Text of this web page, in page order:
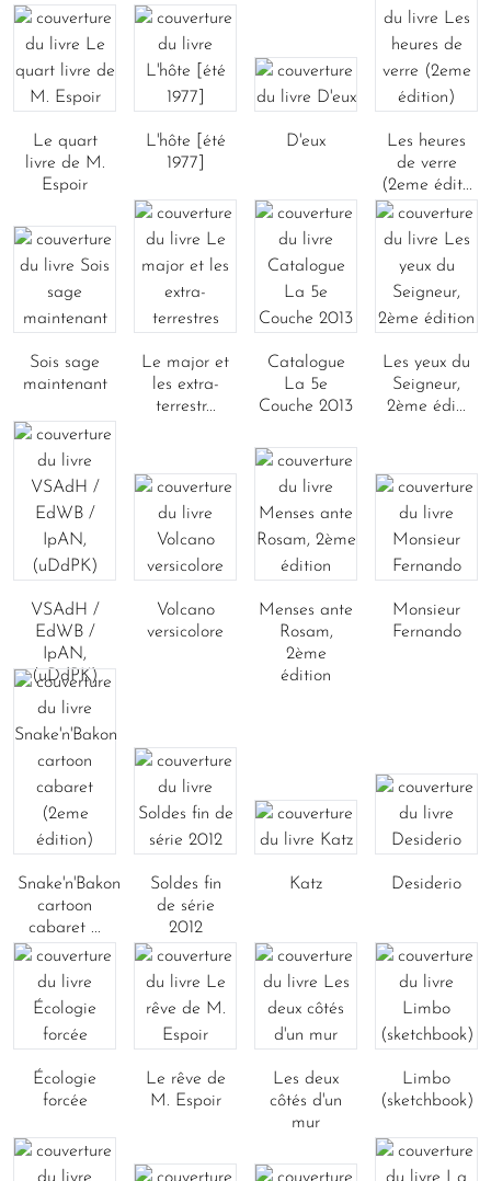
Le quart
livre de M.
Espoir
L'hôte [été
1977]
D'eux
Les heures
de verre
(2eme édit...
Sois sage
maintenant
Le major et
les extra-
terrestr...
Catalogue
La 5e
Couche 2013
Les yeux du
Seigneur,
2ème édi...
VSAdH /
EdWB /
IpAN,
(uDdPK)
Volcano
versicolore
Menses ante
Rosam,
2ème
édition
Monsieur
Fernando
Snake'n'Bakon
cartoon
cabaret ...
Soldes fin
de série
2012
Katz Desiderio
Écologie
forcée
Le rêve de
M. Espoir
Les deux
côtés d'un
mur
Limbo
(sketchbook)